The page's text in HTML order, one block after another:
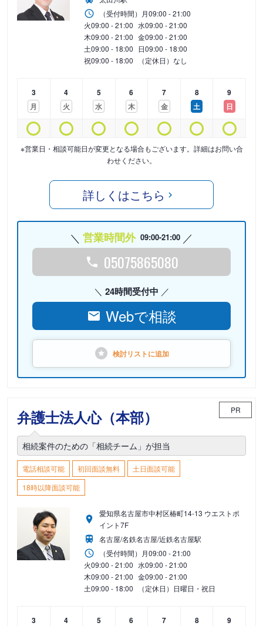
（受付時間） 月09:00 - 21:00
火09:00 - 21:00 水09:00 - 21:00
木09:00 - 21:00 金09:00 - 21:00
土09:00 - 18:00 日09:00 - 18:00
祝09:00 - 18:00 （定休日）なし
3
月
4
火
5
水
6
木
7
金
8
土
9
日
※営業日・相談可能日が変更となる場合もございます。詳細はお問い合
わせください。
詳しくはこちら
営業時間外 09:00-21:00
05075865080
24時間受付中
Webで相談
検討リストに追加
弁護士法人心（本部） PR
相続案件のための「相続チーム」が担当
電話相談可能 初回面談無料
土日面談可能
18時以降面談可能
愛知県名古屋市中村区椿町14-13 ウエストポ
イント7F
名古屋/名鉄名古屋/近鉄名古屋駅
（受付時間） 月09:00 - 21:00
火09:00 - 21:00 水09:00 - 21:00
木09:00 - 21:00 金09:00 - 21:00
土09:00 - 18:00 （定休日）日曜日・祝日
3
4
5
6
7
8
9